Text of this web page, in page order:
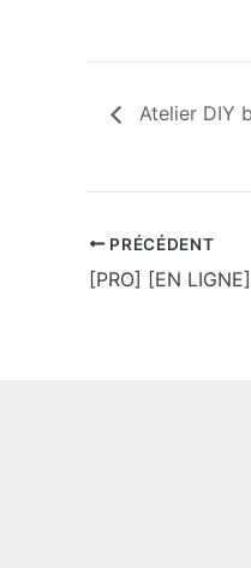
Atelier DIY
PRÉCÉDENT